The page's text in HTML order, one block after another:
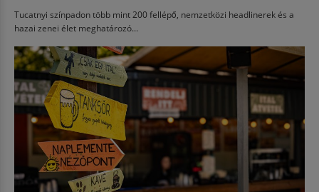
Tucatnyi színpadon több mint 200 fellépő, nemzetközi headlinerek és a
hazai zenei élet meghatározó...